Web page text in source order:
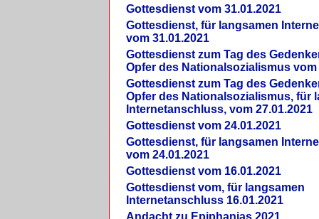
Gottesdienst vom 31.01.2021
Gottesdienst, für langsamen
vom 31.01.2021
Gottesdienst zum Tag des
Opfer des Nationalsozialismus vom
Gottesdienst zum Tag des
Opfer des Nationalsozialismus, für
Internetanschluss, vom 27.01.2021
Gottesdienst vom 24.01.2021
Gottesdienst, für langsamen
vom 24.01.2021
Gottesdienst vom 16.01.2021
Gottesdienst vom, für langsamen
Internetanschluss 16.01.2021